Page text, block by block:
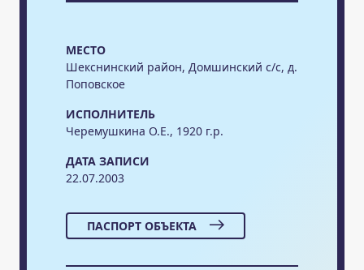
МЕСТО
Шекснинский район, Домшинский с/с, д.
Поповское
ИСПОЛНИТЕЛЬ
Черемушкина О.Е., 1920 г.р.
ДАТА ЗАПИСИ
22.07.2003
ПАСПОРТ ОБЪЕКТА